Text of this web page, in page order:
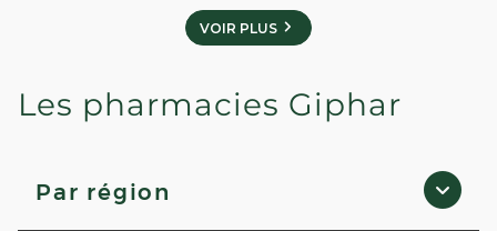
VOIR PLUS
Les pharmacies Giphar
Par région